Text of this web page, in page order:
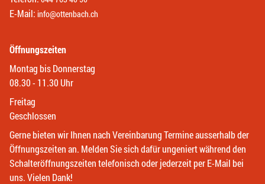
E-Mail: info@ottenbach.ch
Öffnungszeiten
Montag bis Donnerstag
08.30 - 11.30 Uhr
Freitag
Geschlossen
Gerne bieten wir Ihnen nach Vereinbarung Termine ausserhalb der
Öffnungszeiten an. Melden Sie sich dafür ungeniert während den
Schalteröffnungszeiten telefonisch oder jederzeit per E-Mail bei
uns. Vielen Dank!